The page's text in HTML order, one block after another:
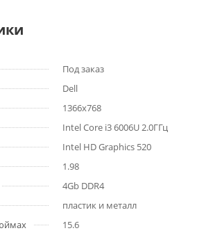
Под заказ
Dell
1366x768
Intel Core i3 6006U 2.0ГГц
Intel HD Graphics 520
1.98
4Gb DDR4
пластик и металл
15.6